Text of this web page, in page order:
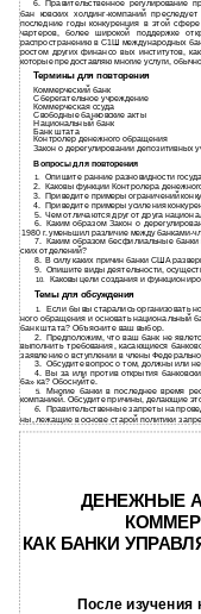
6.
Правительственное регулирование
бан­ ковскиххолдинг-компаний
последние годы конкуренция в этой
чартеров, более широкой поддержке
распространению в С1Ш международных
ростом других финансо­ вых институтов,
которые предоставляю многие услуги,
Термины для повторения
Коммерческий банк
Сберегательное учреждение
Коммерческая ссуда
Свободные банковские акты
Национальный банк
Банк штата
Контролер денежного обращения
Закон о дерегулировании депозитивных
Вопросы для повторения
1.
Опишите ранние разновидности
2.
Каковы функции Контролера
3.
Приведите примеры ограничений
4.
Приведите примеры усиления
5. Чем отличаются друг от друга
6.
Каким образом Закон о
1980 г. уменьшил различие междубанками-
7.
Каким образом бесфилиальные банки
ских отделений?
8. В силу каких причин банки США
9. Опишите виды деятельности,
10. Каковы цели создания и
Темы для обсуждения
1.
Если бы вы старались организовать
ного обращения и основать национальный
банк штата? Объясните ваш выбор.
2. Предположим, что ваш банк не
выполнить требования, касающиеся
заявление о вступлении в члены
3. Обсудите вопрос о том, должны или
4. Вы за или против открытия
6а» ка? Обоснуйте.
5.
Многие банки в последнее время
компанией. Обсудите причины, делающие
6.
Правительственные запреты на
ны, лежащие в основе старой политики
ДЕНЕЖНЫЕ
КАК БАНКИ
После